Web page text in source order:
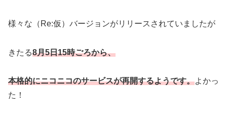
様々な（Re:仮）バージョンがリリースされていましたが
きたる8月5日15時ごろから、
本格的にニコニコのサービスが再開するようです。よかっ
た！